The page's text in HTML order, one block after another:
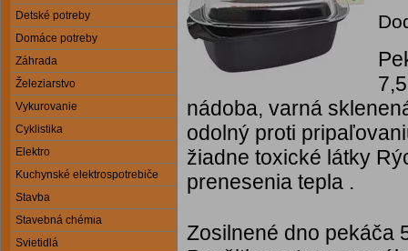
Detské potreby
Domáce potreby
Záhrada
Železiarstvo
Vykurovanie
Cyklistika
Elektro
Kuchynské elektrospotrebiče
Stavba
Stavebná chémia
Svietidlá
nádoba, varná
odolný proti
žiadne toxické látky
prenesenia tepla .
Zosilnené dno pekáča